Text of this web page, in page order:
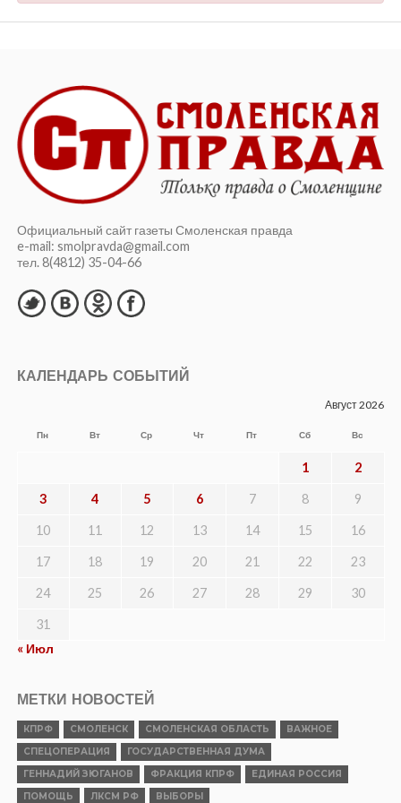
Официальный сайт газеты Смоленская правда
e-mail: smolpravda@gmail.com
тел. 8(4812) 35-04-66
КАЛЕНДАРЬ СОБЫТИЙ
Август 2026
Пн Вт Ср Чт Пт Сб Вс
1 2
3 4 5 6 7 8 9
10 11 12 13 14 15 16
17 18 19 20 21 22 23
24 25 26 27 28 29 30
31
« Июл
МЕТКИ НОВОСТЕЙ
КПРФ СМОЛЕНСК СМОЛЕНСКАЯ ОБЛАСТЬ
ВАЖНОЕ
СПЕЦОПЕРАЦИЯ
ГОСУДАРСТВЕННАЯ ДУМА
ГЕННАДИЙ ЗЮГАНОВ
ФРАКЦИЯ КПРФ
ЕДИНАЯ РОССИЯ
ПОМОЩЬ
ЛКСМ РФ ВЫБОРЫ